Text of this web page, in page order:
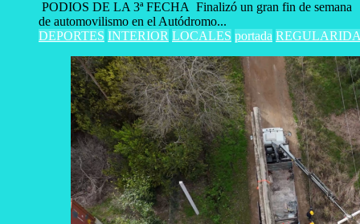
PODIOS DE LA 3ª FECHA Finalizó un gran fin de semana
de automovilismo en el Autódromo...
DEPORTES INTERIOR LOCALES portada